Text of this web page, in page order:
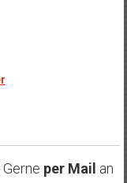
per Mail an